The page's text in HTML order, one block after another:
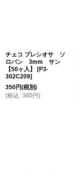
チェコ プレシオサ ソ
ロバン 3mm サン
【50ヶ入】
[P3-
302C209]
350円(税別)
(税込 : 385 円)